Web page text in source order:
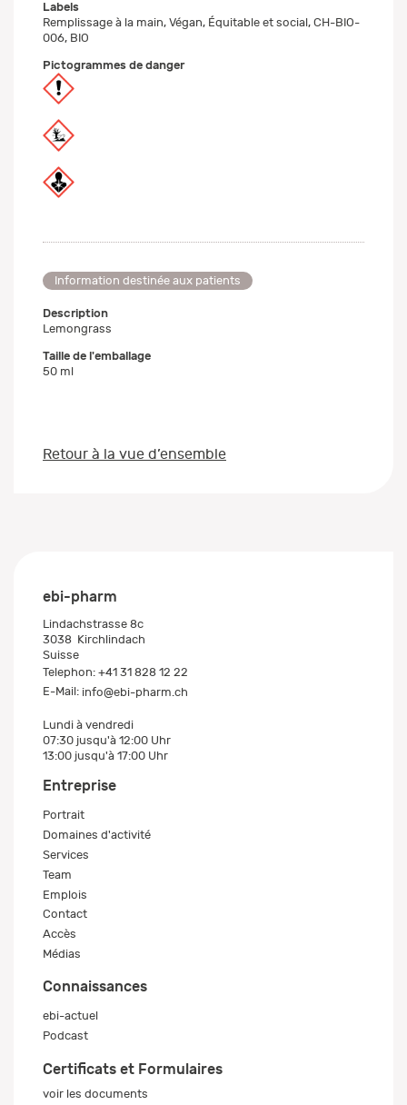
Labels
Remplissage à la main, Végan, Équitable et social, CH-BIO-
006, BIO
Pictogrammes de danger
Information destinée aux patients
Description
Lemongrass
Taille de l'emballage
50 ml
Retour à la vue d’ensemble
ebi-pharm
Lindachstrasse 8c
3038 Kirchlindach
Suisse
Telephon: +41 31 828 12 22
E-Mail: info@ebi-pharm.ch
Lundi à vendredi
07:30 jusqu'à 12:00 Uhr
13:00 jusqu'à 17:00 Uhr
Entreprise
Portrait
Domaines d'activité
Services
Team
Emplois
Contact
Accès
Médias
Connaissances
ebi-actuel
Podcast
Certificats et Formulaires
voir les documents